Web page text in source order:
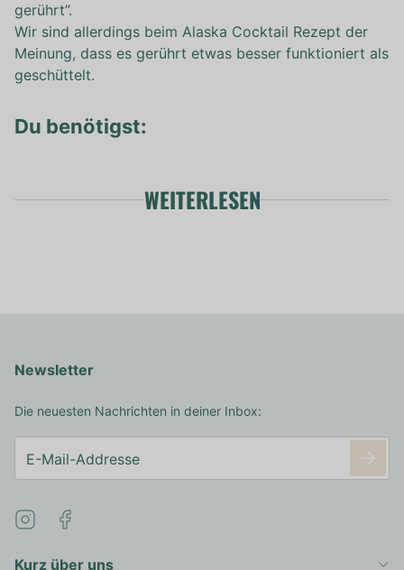
gerührt”.
Wir sind allerdings beim Alaska Cocktail Rezept der
Meinung, dass es gerührt etwas besser funktioniert als
geschüttelt.
Du benötigst:
WEITERLESEN
Kurz über uns
Newsletter
Die neuesten Nachrichten in deiner Inbox: